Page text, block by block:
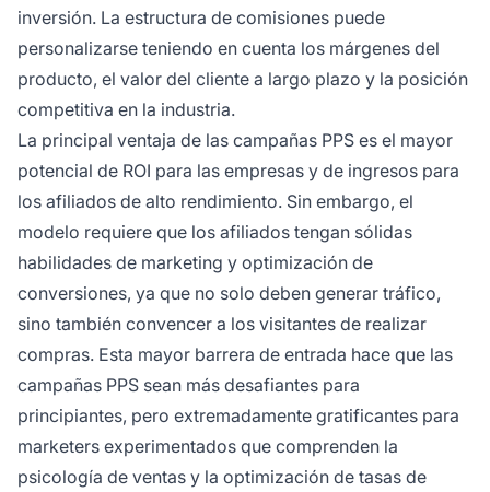
inversión. La estructura de comisiones puede
personalizarse teniendo en cuenta los márgenes del
producto, el valor del cliente a largo plazo y la posición
competitiva en la industria.
La principal ventaja de las campañas PPS es el mayor
potencial de ROI para las empresas y de ingresos para
los afiliados de alto rendimiento. Sin embargo, el
modelo requiere que los afiliados tengan sólidas
habilidades de marketing y optimización de
conversiones, ya que no solo deben generar tráfico,
sino también convencer a los visitantes de realizar
compras. Esta mayor barrera de entrada hace que las
campañas PPS sean más desafiantes para
principiantes, pero extremadamente gratificantes para
marketers experimentados que comprenden la
psicología de ventas y la optimización de tasas de